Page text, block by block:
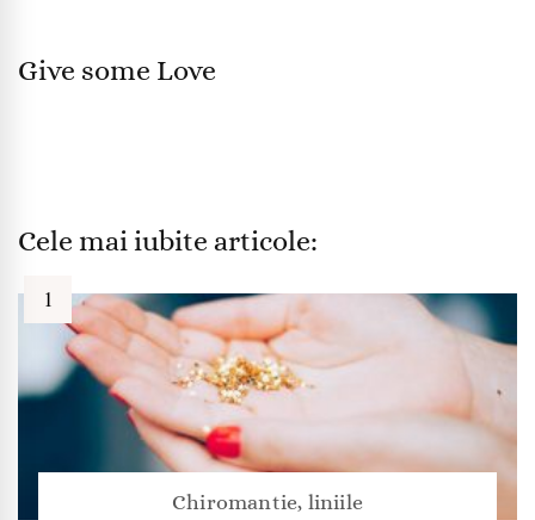
Give some Love
Cele mai iubite articole:
Chiromantie, liniile